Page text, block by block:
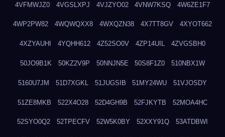
4VFMWJZ0 4VGSLXPJ 4VJZYO02 4VNW7KSQ 4W6ZE1F7
4WP2PW82 4WQWQXX8 4WXQZN38 4X7TT8GV 4XYOT662
4XZYAUHI 4YQHH612 4Z52SO0V 4ZP14UIL 4ZVGSBH0
50JO9B1K 50KZ2V9P 50NNJN5E 50S8F1Z0 510NBX1W
5160U7JM 51D7XGKL 51JUGSIB 51MY24WU 51VJOSDY
51ZE8MKB 522X4O28 52D4GH9B 52FJKYTB 52MOA4HC
52SYO0Q2 52TPECFV 52W5K0BY 52XXY91Q 53ATDBWI